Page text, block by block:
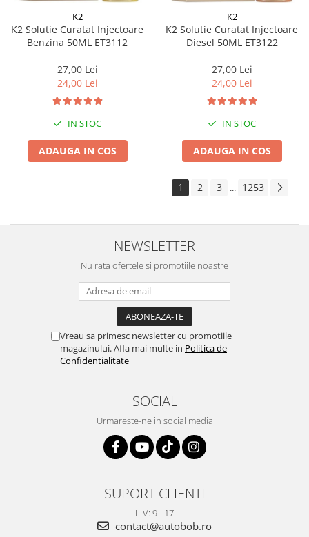
K2
K2 Solutie Curatat Injectoare
Benzina 50ML ET3112
27,00 Lei
24,00 Lei
IN STOC
ADAUGA IN COS
K2
K2 Solutie Curatat Injectoare
Diesel 50ML ET3122
27,00 Lei
24,00 Lei
IN STOC
ADAUGA IN COS
1 2 3 ... 1253
NEWSLETTER
Nu rata ofertele si promotiile noastre
Vreau sa primesc newsletter cu promotiile
magazinului. Afla mai multe in Politica de
Confidentialitate
SOCIAL
Urmareste-ne in social media
SUPORT CLIENTI
L-V: 9 - 17
contact@autobob.ro